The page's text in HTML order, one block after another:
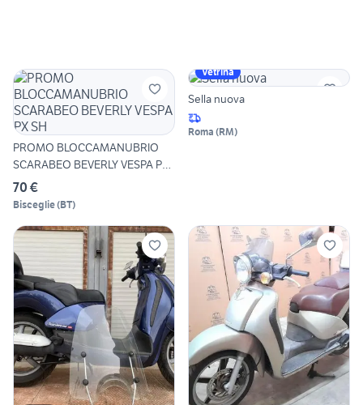
PROMO BLOCCAMANUBRIO
SCARABEO BEVERLY VESPA PX
SH
70 €
Bisceglie(BT)
Vetrina
Sella nuova
Roma (RM)